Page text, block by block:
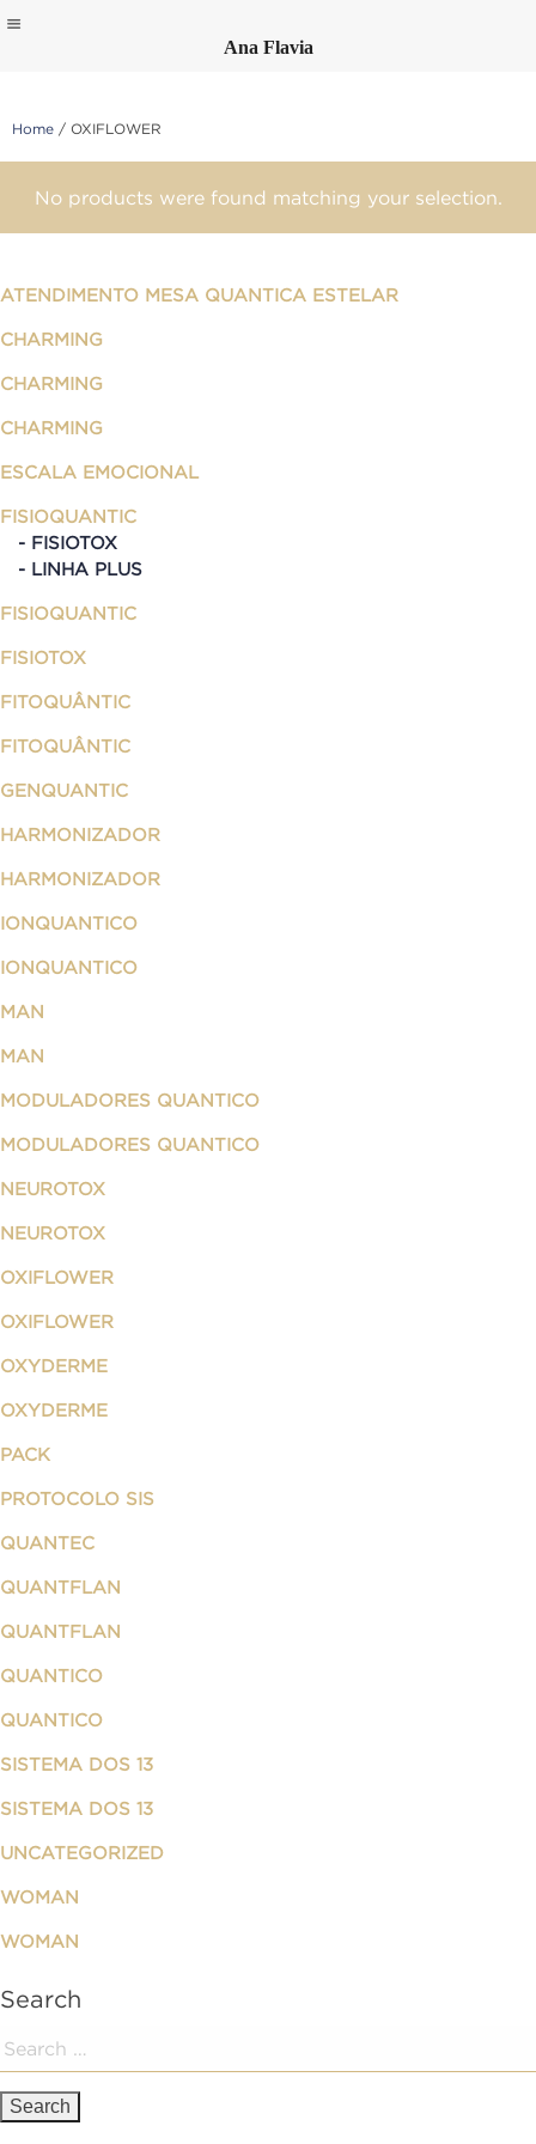
content
Home / OXIFLOWER
No products were found matching your selection.
ATENDIMENTO MESA QUANTICA ESTELAR
CHARMING
CHARMING
CHARMING
ESCALA EMOCIONAL
FISIOQUANTIC
FISIOTOX
LINHA PLUS
FISIOQUANTIC
FISIOTOX
FITOQUÂNTIC
FITOQUÂNTIC
GENQUANTIC
HARMONIZADOR
HARMONIZADOR
IONQUANTICO
IONQUANTICO
MAN
MAN
MODULADORES QUANTICO
MODULADORES QUANTICO
NEUROTOX
NEUROTOX
OXIFLOWER
OXIFLOWER
OXYDERME
OXYDERME
PACK
PROTOCOLO SIS
QUANTEC
QUANTFLAN
QUANTFLAN
QUANTICO
QUANTICO
SISTEMA DOS 13
SISTEMA DOS 13
UNCATEGORIZED
WOMAN
WOMAN
Search
Search
for:
Ana Flavia